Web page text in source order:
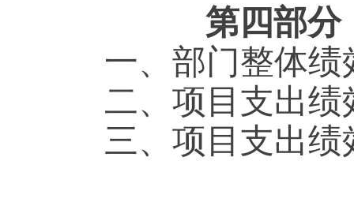
第四部分
一、部门整体
二、项目支出
三、 项目 支出绩